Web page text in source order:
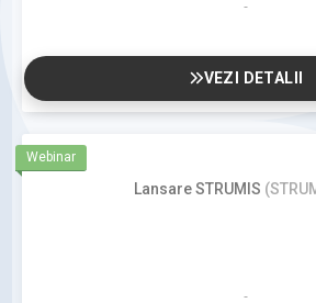
VEZI DETALII
Webinar
Lansare STRUMIS